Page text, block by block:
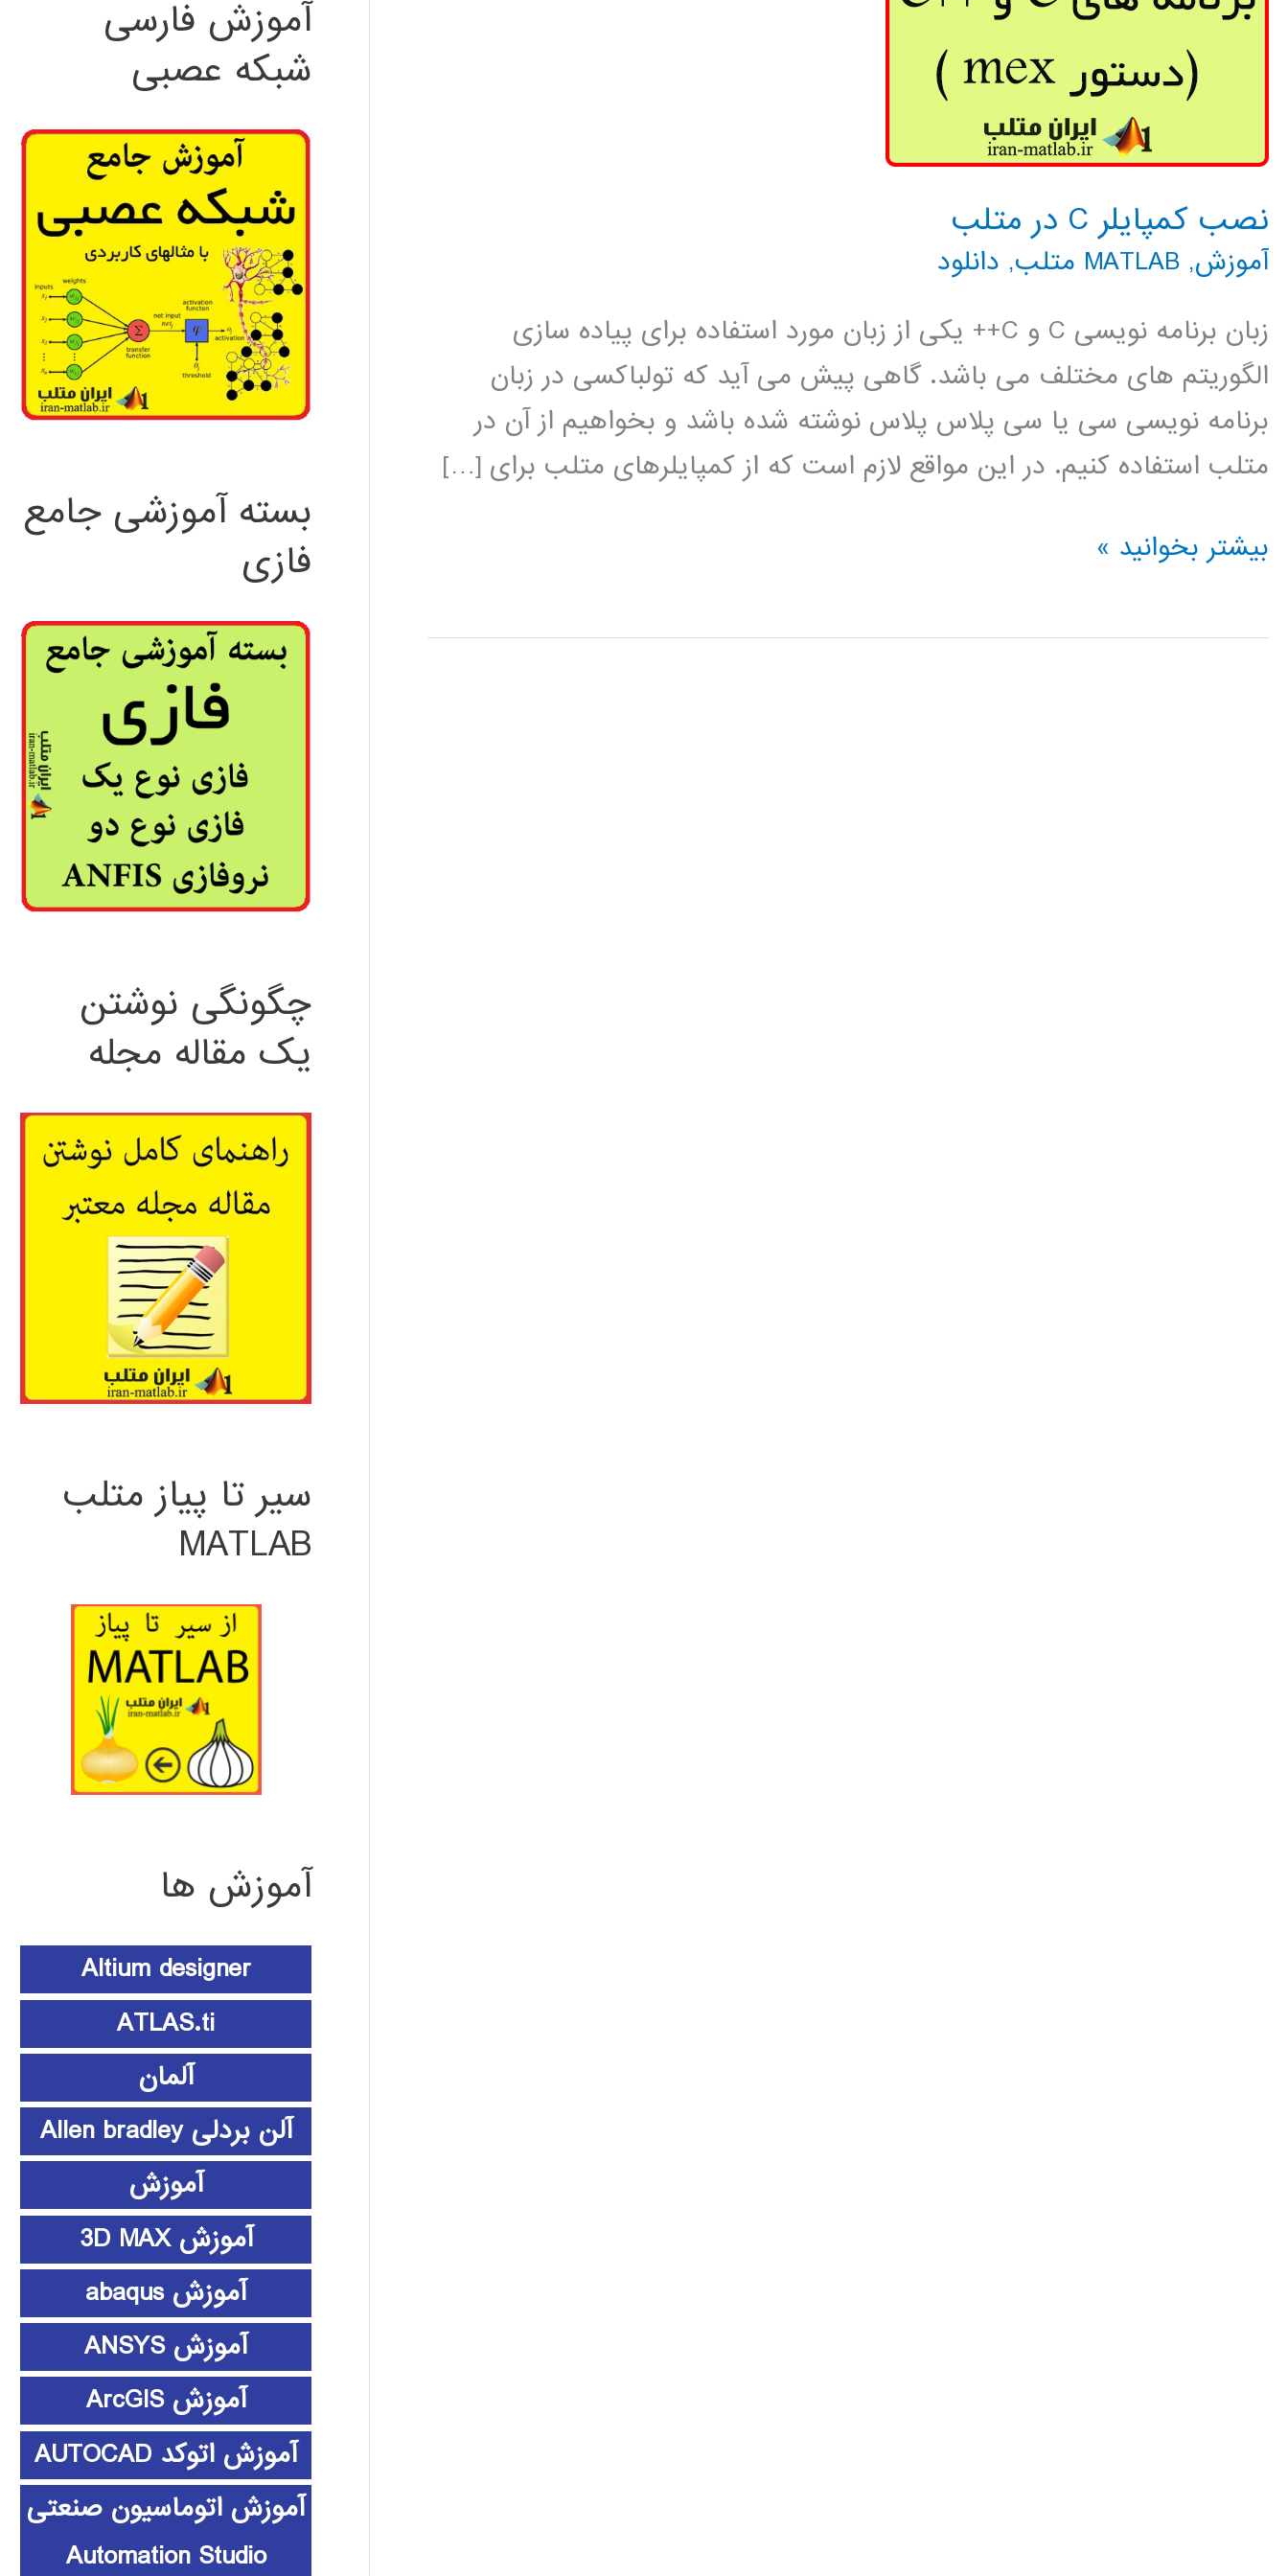
نصب کمپایلر C در متلب
آموزش, MATLAB متلب , دانلود
زبان برنامه نویسی C و C++ یکی از زبان مورد استفاده برای پیاده سازی
الگوریتم های مختلف می باشد. گاهی پیش می آید که تولباکسی در زبان
برنامه نویسی سی یا سی پلاس پلاس نوشته شده باشد و بخواهیم از آن در
متلب استفاده کنیم. در این مواقع لازم است که از کمپایلرهای متلب برای […]
نصب
C
بیشتر بخوانید »
آموزش فارسی
شبکه عصبی
بسته آموزشی جامع
فازی
چگونگی نوشتن
یک مقاله مجله
سیر تا پیاز متلب
MATLAB
آموزش ها
Altium designer
ATLAS.ti
آلمان
آلن بردلی Allen bradley
آموزش
آموزش 3D MAX
آموزش abaqus
آموزش ANSYS
آموزش ArcGIS
آموزش اتوکد AUTOCAD
آموزش اتوماسیون صنعتی
Automation Studio